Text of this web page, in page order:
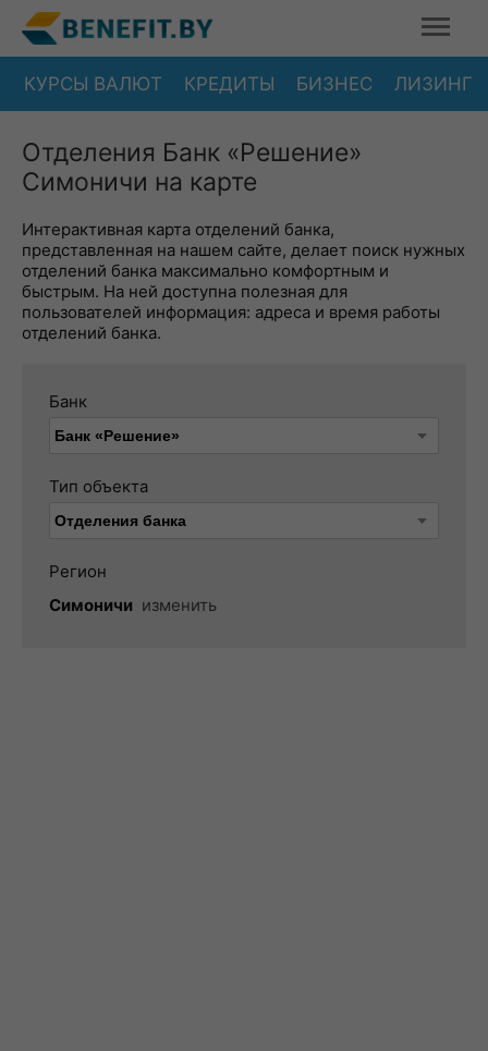
КУРСЫ ВАЛЮТ КРЕДИТЫ БИЗНЕС ЛИЗИНГ
Отделения Банк «Решение»
Симоничи на карте
Интерактивная карта отделений банка,
представленная на нашем сайте, делает поиск нужных
отделений банка максимально комфортным и
быстрым. На ней доступна полезная для
пользователей информация: адреса и время работы
отделений банка.
Банк
Тип объекта
Регион
Симоничи изменить